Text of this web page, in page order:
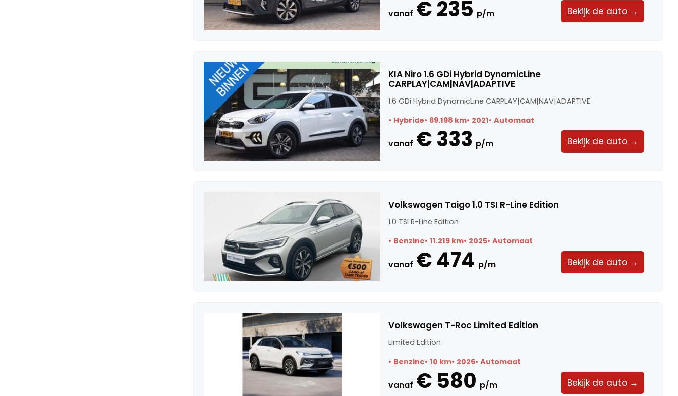
vanaf € 235 p/m Bekijk de auto →
KIA Niro 1.6 GDi Hybrid DynamicLine
CARPLAY|CAM|NAV|ADAPTIVE
1.6 GDi Hybrid DynamicLine CARPLAY|CAM|NAV|ADAPTIVE
Hybride 69.198 km 2021 Automaat
vanaf € 333 p/m Bekijk de auto →
Volkswagen Taigo 1.0 TSI R-Line Edition
1.0 TSI R-Line Edition
Benzine 11.219 km 2025 Automaat
vanaf € 474 p/m Bekijk de auto →
Volkswagen T-Roc Limited Edition
Limited Edition
Benzine 10 km 2026 Automaat
vanaf € 580 p/m Bekijk de auto →